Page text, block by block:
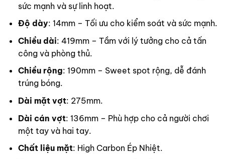
sức mạnh và sự linh hoạt.
Độ dày: 14mm – Tối ưu cho kiểm soát và sức mạnh.
Chiều dài: 419mm – Tầm với lý tưởng cho cả tấn
công và phòng thủ.
Chiều rộng: 190mm – Sweet spot rộng, dễ đánh
trúng bóng.
Dài mặt vợt: 275mm.
Dài cán vợt: 136mm – Phù hợp cho cả người chơi
một tay và hai tay.
Chất liệu mặt: High Carbon Ép Nhiệt.